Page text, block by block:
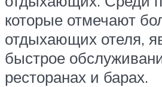
которые отмечают
отдыхающих отеля,
быстрое
ресторанах и барах.